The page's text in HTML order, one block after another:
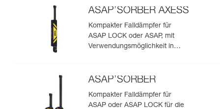
ASAP’SORBER AXESS
Kompakter Falldämpfer für
ASAP LOCK oder ASAP, mit
Verwendungsmöglichkeit in
ASAP’SORBER
Kompakter Falldämpfer für
ASAP oder ASAP LOCK für die